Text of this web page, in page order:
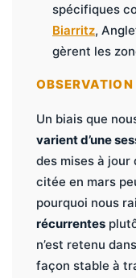
spécifiques
Biarritz,
gèrent les
OBSERVATION
Un biais que
varient d’une
des mises à jour
citée en mars
pourquoi nous
récurrentes
n’est retenu
façon stable à